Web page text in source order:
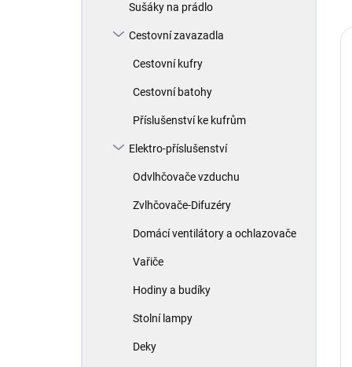
Sušáky na prádlo
Cestovní zavazadla
Cestovní kufry
Cestovní batohy
Příslušenství ke kufrům
Elektro-příslušenství
Odvlhčovače vzduchu
Zvlhčovače-Difuzéry
Domácí ventilátory a ochlazovače
Vařiče
Hodiny a budíky
Stolní lampy
Deky